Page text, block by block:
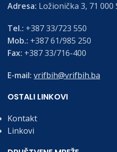
Adresa: Ložionička 3, 71 000
Tel.: +387 33/723 550
Mob.: +387 61/985 250
Fax: +387 33/716-400
E-mail: vrifbih@vrifbih.ba
OSTALI LINKOVI
Kontakt
Linkovi